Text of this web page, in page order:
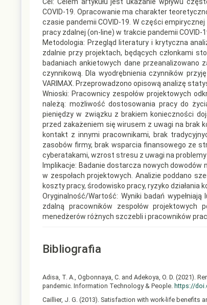
COVID-19. Opracowanie ma charakter
czasie pandemii COVID-19. W części
pracy zdalnej (on-line) w trakcie pandemii COVID-
Metodologia: Przegląd literatury i krytyczna
zdalnie przy projektach, będących członkami
badaniach ankietowych dane
czynnikową. Dla wyodrębnienia czynników
VARIMAX. Przeprowadzono opisową analizę
Wnioski: Pracownicy zespołów projektowych
należą: możliwość dostosowania pracy do
pieniędzy w związku z brakiem konieczności
przed zakażeniem się wirusem z uwagi na brak
kontakt z innymi pracownikami, brak
zasobów firmy, brak wsparcia finansowego ze
cyberatakami, wzrost stresu z uwagi na problemy
Implikacje: Badanie dostarcza nowych
w zespołach projektowych. Analizie poddano
koszty pracy, środowisko pracy, ryzyko działania
Oryginalność/Wartość: Wyniki badań
zdalną pracowników zespołów
menedżerów różnych szczebli i pracowników
Bibliografia
Adisa, T. A., Ogbonnaya, C. and Adekoya, O. D. (2021).
pandemic. Information Technology & People. https://
Caillier, J. G. (2013). Satisfaction with work-life benefits